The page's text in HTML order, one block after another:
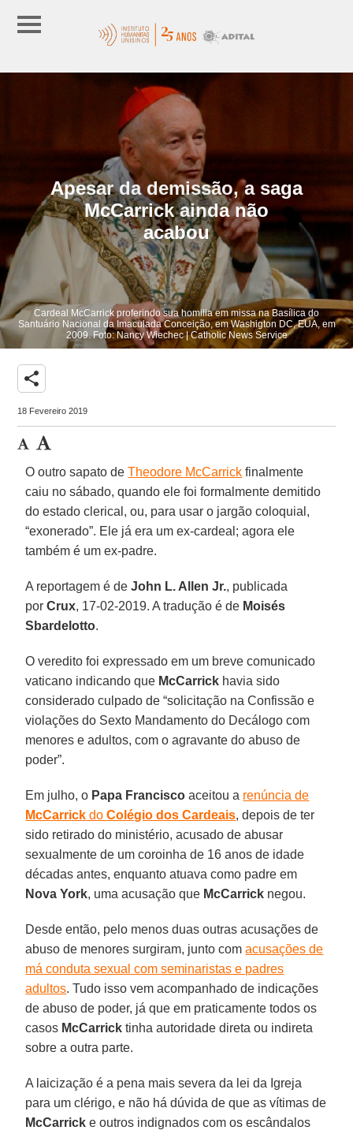
Apesar da demissão, a saga
McCarrick ainda não
acabou
Cardeal McCarrick proferindo sua homilia em missa na Basílica do
Santuário Nacional da Imaculada Conceição, em Washigton DC, EUA, em
2009. Foto: Nancy Wiechec | Catholic News Service
share
18 Fevereiro 2019
O outro sapato deTheodore McCarrick finalmente
caiu no sábado, quando ele foi formalmente demitido
do estado clerical, ou, para usar o jargão coloquial,
“exonerado”. Ele já era um ex-cardeal; agora ele
também é um ex-padre.
A reportagem é deJohn L. Allen Jr., publicada
porCrux, 17-02-2019. A tradução é de Moisés
Sbardelotto.
O veredito foi expressado em um breve comunicado
vaticano indicando que McCarrick havia sido
considerado culpado de “solicitação na Confissão e
violações do Sexto Mandamento do Decálogo com
menores e adultos, com o agravante do abuso de
poder”.
Em julho, o Papa Francisco aceitou a renúncia de
McCarrick doColégio dos Cardeais, depois de ter
sido retirado do ministério, acusado de abusar
sexualmente de um coroinha de 16 anos de idade
décadas antes, enquanto atuava como padre em
Nova York, uma acusação que McCarrick negou.
Desde então, pelo menos duas outras acusações de
abuso de menores surgiram, junto comacusações de
má conduta sexual com seminaristas e padres
adultos. Tudo isso vem acompanhado de indicações
de abuso de poder, já que em praticamente todos os
casos McCarrick tinha autoridade direta ou indireta
sobre a outra parte.
A laicização é a pena mais severa da lei da Igreja
para um clérigo, e não há dúvida de que as vítimas de
McCarrick e outros indignados com os escândalos